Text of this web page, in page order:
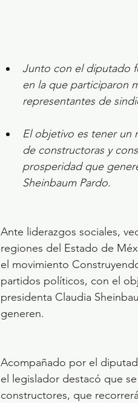
Junto con el diputado
en la que participaron
representantes de
El objetivo es tener un
de constructoras y
prosperidad que
Sheinbaum Pardo.
Ante liderazgos sociales,
regiones del Estado de
el movimiento
partidos políticos, con el
presidenta Claudia
generen.
Acompañado por el
el legislador destacó que
constructores, que